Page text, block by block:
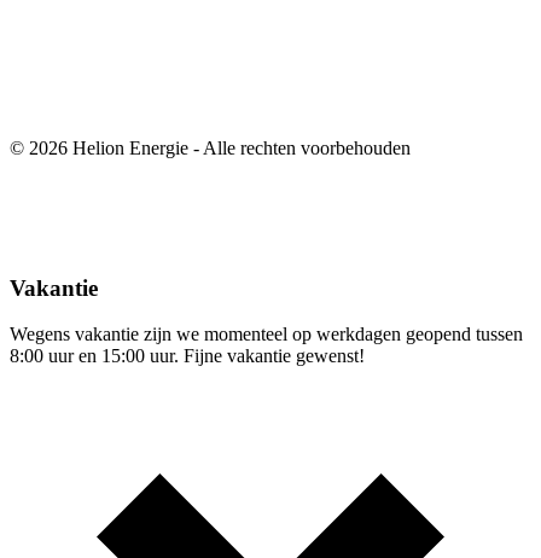
© 2026 Helion Energie - Alle rechten voorbehouden
Vakantie
Wegens vakantie zijn we momenteel op werkdagen geopend tussen
8:00 uur en 15:00 uur. Fijne vakantie gewenst!